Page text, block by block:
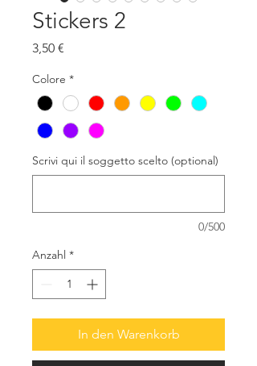
Stickers 2
3,50 €
Colore *
Scrivi qui il soggetto scelto (optional)
0/500
Anzahl *
In den Warenkorb